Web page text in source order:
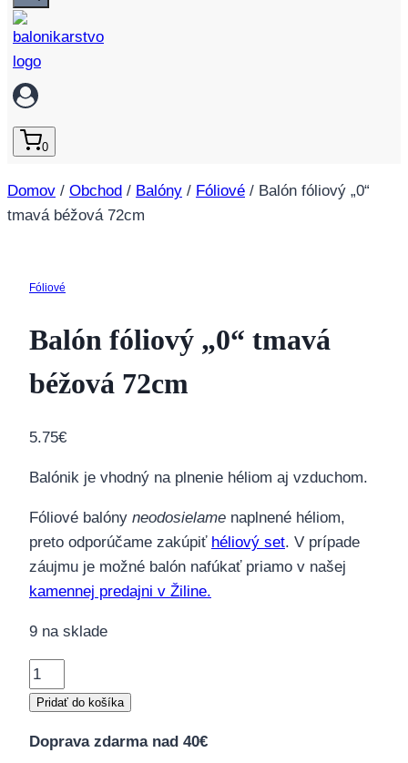
0
Domov / Obchod / Balóny / Fóliové / Balón fóliový „0“
tmavá béžová 72cm
Fóliové
Balón fóliový „0“ tmavá
béžová 72cm
5.75€
Balónik je vhodný na plnenie héliom aj vzduchom.
Fóliové balóny neodosielame naplnené héliom,
preto odporúčame zakúpiť héliový set. V prípade
záujmu je možné balón nafúkať priamo v našej
kamennej predajni v Žiline.
9 na sklade
množstvo
Balón
"0"
Pridať do košíka
Doprava zdarma nad 40€